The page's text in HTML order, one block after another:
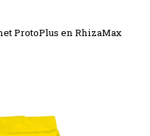
ProtoPlus en RhizaMax